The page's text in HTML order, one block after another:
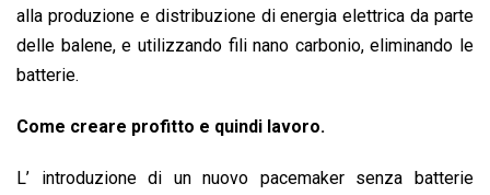
alla produzione e distribuzione di energia elettrica da parte
delle balene, e utilizzando fili nano carbonio, eliminando le
batterie.
Come creare profitto e quindi lavoro.
L’ introduzione di un nuovo pacemaker senza batterie